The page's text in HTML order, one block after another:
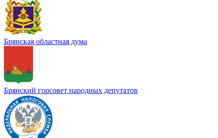
Брянская областная дума
Брянский горсовет народных депутатов